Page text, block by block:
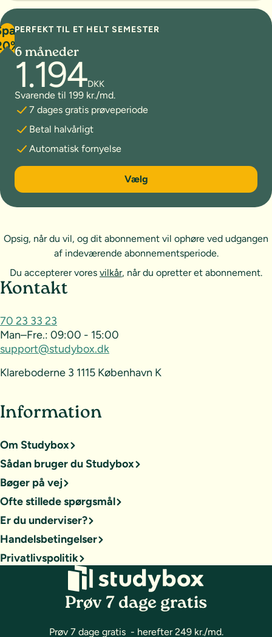
PERFEKT TIL ET HELT SEMESTER
6 måneder
1.194DKK
Svarende til 199 kr./md.
7 dages gratis prøveperiode
Betal halvårligt
Automatisk fornyelse
6 måneder
Vælg
Opsig, når du vil, og dit abonnement vil ophøre ved udgangen
af indeværende abonnementsperiode.
Du accepterer vores vilkår, når du opretter et abonnement.
Sideoversigt og kontakt
Kontakt
70 23 33 23
Man–Fre.: 09:00 - 15:00
support@studybox.dk
Klareboderne 3 1115 København K
Information
Om Studybox
Sådan bruger du Studybox
Bøger på vej
Ofte stillede spørgsmål
Er du underviser?
Handelsbetingelser
Privatlivspolitik
Prøv 7 dage gratis
Prøv 7 dage gratis - herefter 249 kr./md.